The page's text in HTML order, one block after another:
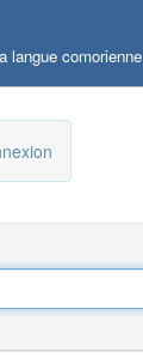
langue comorienne